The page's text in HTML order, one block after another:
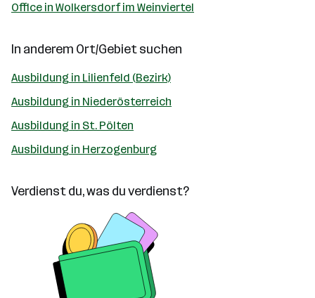
Office in Wolkersdorf im Weinviertel
In anderem Ort/Gebiet suchen
Ausbildung in Lilienfeld (Bezirk)
Ausbildung in Niederösterreich
Ausbildung in St. Pölten
Ausbildung in Herzogenburg
Verdienst du, was du verdienst?